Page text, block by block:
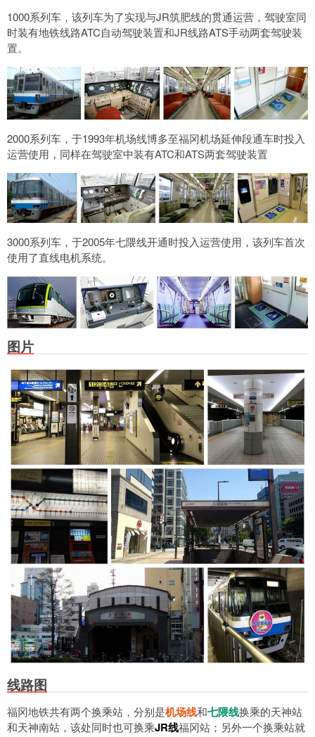
1000系列车，该列车为了实现与JR筑肥线的贯通运营，驾驶室同
时装有地铁线路ATC自动驾驶装置和JR线路ATS手动两套驾驶装
置。
2000系列车，于1993年机场线博多至福冈机场延伸段通车时投入
运营使用，同样在驾驶室中装有ATC和ATS两套驾驶装置
3000系列车，于2005年七隈线开通时投入运营使用，该列车首次
使用了直线电机系统。
图片
线路图
福冈地铁共有两个换乘站，分别是机场线和七隈线换乘的天神站
和天神南站，该处同时也可换乘JR线福冈站；另外一个换乘站就